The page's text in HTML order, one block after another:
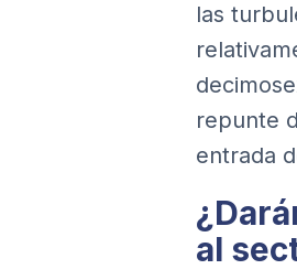
las
repunte
entrada
al